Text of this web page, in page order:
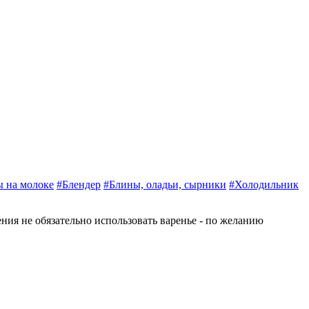
на молоке #Блендер #Блины, оладьи, сырники #Холодильник
не обязательно использовать варенье - по желанию